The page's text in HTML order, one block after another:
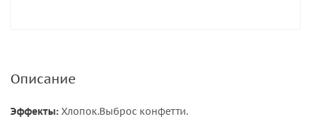
Описание
Эффекты: Хлопок.Выброс конфетти.